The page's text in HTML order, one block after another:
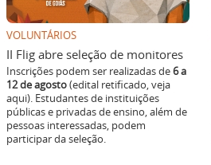
VOLUNTÁRIOS
II Flig abre seleção de monitores
Inscrições podem ser realizadas de6 a
12 de agosto(edital retificado, veja
aqui). Estudantes de instituições
públicas e privadas de ensino, além de
pessoas interessadas, podem
participar da seleção.